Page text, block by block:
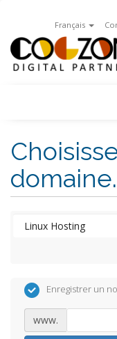
Français
Enregistrer un
www.